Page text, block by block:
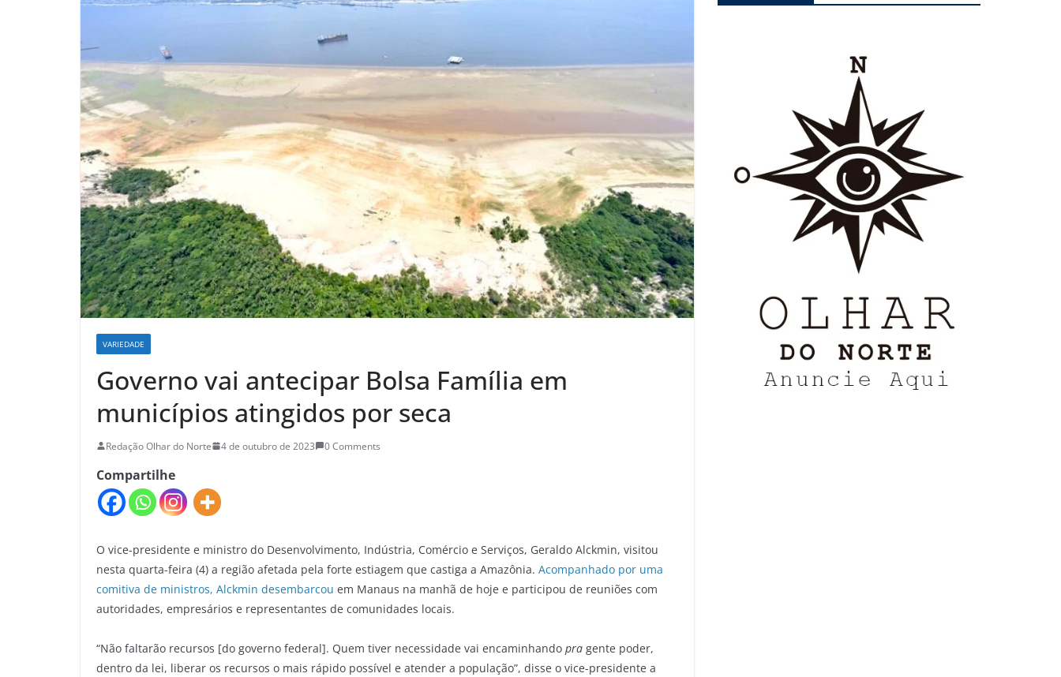
VARIEDADE
Governo vai antecipar Bolsa Família em
municípios atingidos por seca
Redação Olhar do Norte 4 de outubro de 2023 0 Comments
Compartilhe
O vice-presidente e ministro do Desenvolvimento, Indústria, Comércio e Serviços, Geraldo Alckmin, visitou
nesta quarta-feira (4) a região afetada pela forte estiagem que castiga a Amazônia. Acompanhado por uma
comitiva de ministros, Alckmin desembarcou em Manaus na manhã de hoje e participou de reuniões com
autoridades, empresários e representantes de comunidades locais.
“Não faltarão recursos [do governo federal]. Quem tiver necessidade vai encaminhando pra gente poder,
dentro da lei, liberar os recursos o mais rápido possível e atender a população”, disse o vice-presidente a